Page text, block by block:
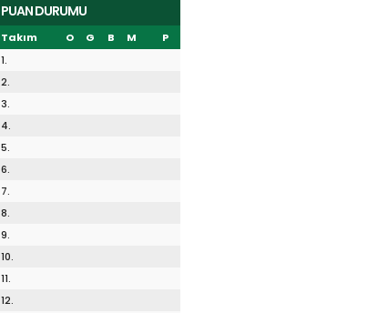
PUAN DURUMU
Takım O G B M
P
1.
2.
3.
4.
5.
6.
7.
8.
9.
10.
11.
12.